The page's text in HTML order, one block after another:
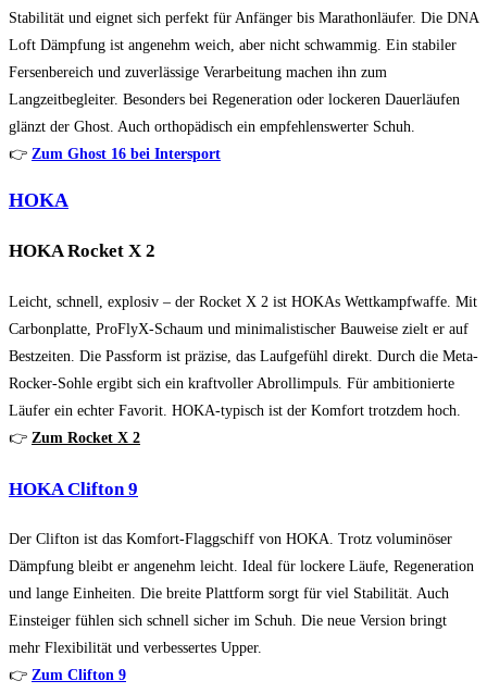
Stabilität und eignet sich perfekt für Anfänger bis Marathonläufer. Die DNA
Loft Dämpfung ist angenehm weich, aber nicht schwammig. Ein stabiler
Fersenbereich und zuverlässige Verarbeitung machen ihn zum
Langzeitbegleiter. Besonders bei Regeneration oder lockeren Dauerläufen
glänzt der Ghost. Auch orthopädisch ein empfehlenswerter Schuh.
👉 Zum Ghost 16 bei Intersport
HOKA
HOKA Rocket X 2
Leicht, schnell, explosiv – der Rocket X 2 ist HOKAs Wettkampfwaffe. Mit
Carbonplatte, ProFlyX-Schaum und minimalistischer Bauweise zielt er auf
Bestzeiten. Die Passform ist präzise, das Laufgefühl direkt. Durch die Meta-
Rocker-Sohle ergibt sich ein kraftvoller Abrollimpuls. Für ambitionierte
Läufer ein echter Favorit. HOKA-typisch ist der Komfort trotzdem hoch.
👉 Zum Rocket X 2
HOKA Clifton 9
Der Clifton ist das Komfort-Flaggschiff von HOKA. Trotz voluminöser
Dämpfung bleibt er angenehm leicht. Ideal für lockere Läufe, Regeneration
und lange Einheiten. Die breite Plattform sorgt für viel Stabilität. Auch
Einsteiger fühlen sich schnell sicher im Schuh. Die neue Version bringt
mehr Flexibilität und verbessertes Upper.
👉 Zum Clifton 9